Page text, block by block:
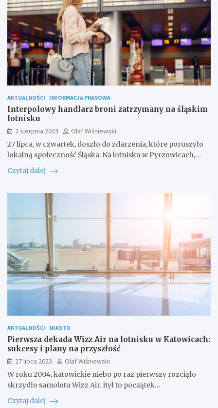
AKTUALNOŚCI INFORMACJA PRASOWA
Interpolowy handlarz broni zatrzymany na śląskim
lotnisku
2 sierpnia 2023
Olaf Wiśniewski
27 lipca, w czwartek, doszło do zdarzenia, które poruszyło
lokalną społeczność Śląska. Na lotnisku w Pyrzowicach,…
Czytaj dalej
AKTUALNOŚCI MIASTO
Pierwsza dekada Wizz Air na lotnisku w Katowicach:
sukcesy i plany na przyszłość
27 lipca 2023
Olaf Wiśniewski
W roku 2004, katowickie niebo po raz pierwszy rozciąło
skrzydło samolotu Wizz Air. Był to początek…
Czytaj dalej